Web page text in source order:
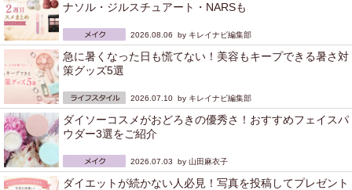
ナソル・ジルスチュアート・NARSも
2026.08.06 by キレイナビ編集部
急に暑くなった日も慌てない！美容もキープできる暑さ対
策グッズ5選
2026.07.10 by キレイナビ編集部
ダイソーコスメがおどろきの優秀さ！おすすめフェイスパ
ウダー3選をご紹介
2026.07.03 by 山田麻衣子
ダイエットが続かない人必見！写真を投稿してプレゼント